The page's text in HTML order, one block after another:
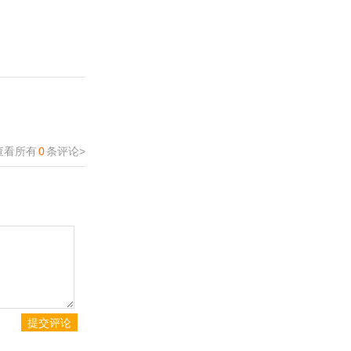
看所有0条评论>